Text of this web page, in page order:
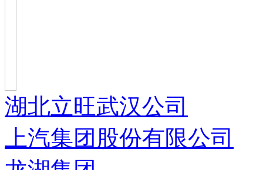
湖北立旺武汉公司
上汽集团股份有限公司